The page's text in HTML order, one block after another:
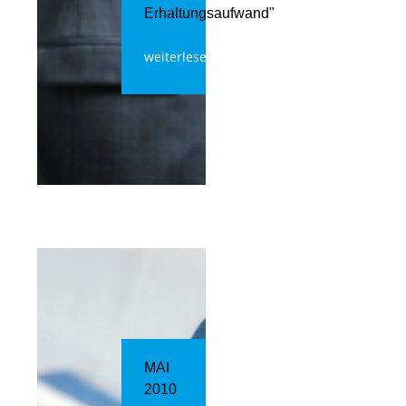
Erhaltungsaufwand"
weiterlesen
MAI
2010